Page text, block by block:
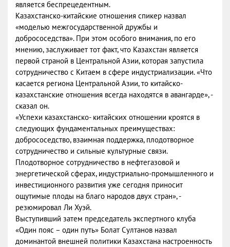
является беспрецедентным.
Казахстанско-китайские отношения спикер назвал
«моделью межгосударственной дружбы и
добрососедства». При этом особого внимания, по его
мнению, заслуживает тот факт, что Казахстан является
первой страной в Центральной Азии, которая запустила
сотрудничество с Китаем в сфере индустриализации. «Что
касается региона Центральной Азии, то китайско-
казахстанские отношения всегда находятся в авангарде», -
сказал он.
«Успехи казахстанско- китайских отношении кроятся в
следующих фундаментальных преимуществах:
добрососедство, взаимная поддержка, плодотворное
сотрудничество и сильные культурные связи.
Плодотворное сотрудничество в нефтегазовой и
энергетической сферах, индустриально-промышленного и
инвестиционного развития уже сегодня приносит
ощутимые плоды на благо народов двух стран», -
резюмировал Ли Хуэй.
Выступивший затем председатель экспертного клуба
«Один пояс – один путь» Болат Султанов назвал
доминантой внешней политики Казахстана настроенность